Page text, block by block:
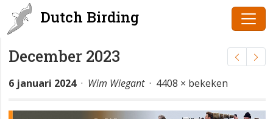
Dutch Birding
December 2023
6 januari 2024· Wim Wiegant· 4408 × bekeken